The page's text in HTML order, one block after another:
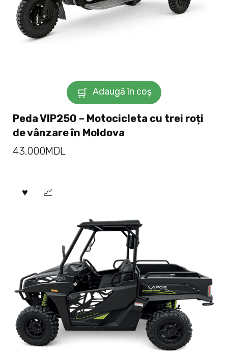
Adaugă în coș
Peda VIP250 – Motocicleta cu trei roți
de vânzare în Moldova
43.000MDL